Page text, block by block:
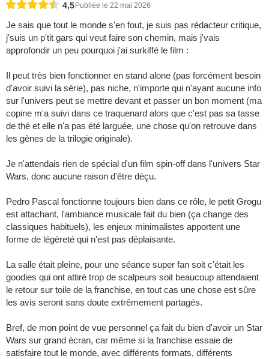
4,5 Publiée le 22 mai 2026
Je sais que tout le monde s'en fout, je suis pas rédacteur critique,
j'suis un p'tit gars qui veut faire son chemin, mais j'vais
approfondir un peu pourquoi j'ai surkiffé le film :
Il peut très bien fonctionner en stand alone (pas forcément besoin
d'avoir suivi la série), pas niche, n'importe qui n'ayant aucune info
sur l'univers peut se mettre devant et passer un bon moment (ma
copine m'a suivi dans ce traquenard alors que c'est pas sa tasse
de thé et elle n'a pas été larguée, une chose qu'on retrouve dans
les gènes de la trilogie originale).
Je n'attendais rien de spécial d'un film spin-off dans l'univers Star
Wars, donc aucune raison d'être déçu.
Pedro Pascal fonctionne toujours bien dans ce rôle, le petit Grogu
est attachant, l'ambiance musicale fait du bien (ça change des
classiques habituels), les enjeux minimalistes apportent une
forme de légèreté qui n'est pas déplaisante.
La salle était pleine, pour une séance super fan soit c'était les
goodies qui ont attiré trop de scalpeurs soit beaucoup attendaient
le retour sur toile de la franchise, en tout cas une chose est sûre
les avis seront sans doute extrêmement partagés.
Bref, de mon point de vue personnel ça fait du bien d'avoir un Star
Wars sur grand écran, car même si la franchise essaie de
satisfaire tout le monde, avec différents formats, différents